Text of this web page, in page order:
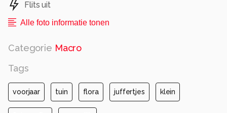
Flits uit
Alle foto informatie tonen
Categorie Macro
Tags
voorjaar tuin flora juffertjes klein